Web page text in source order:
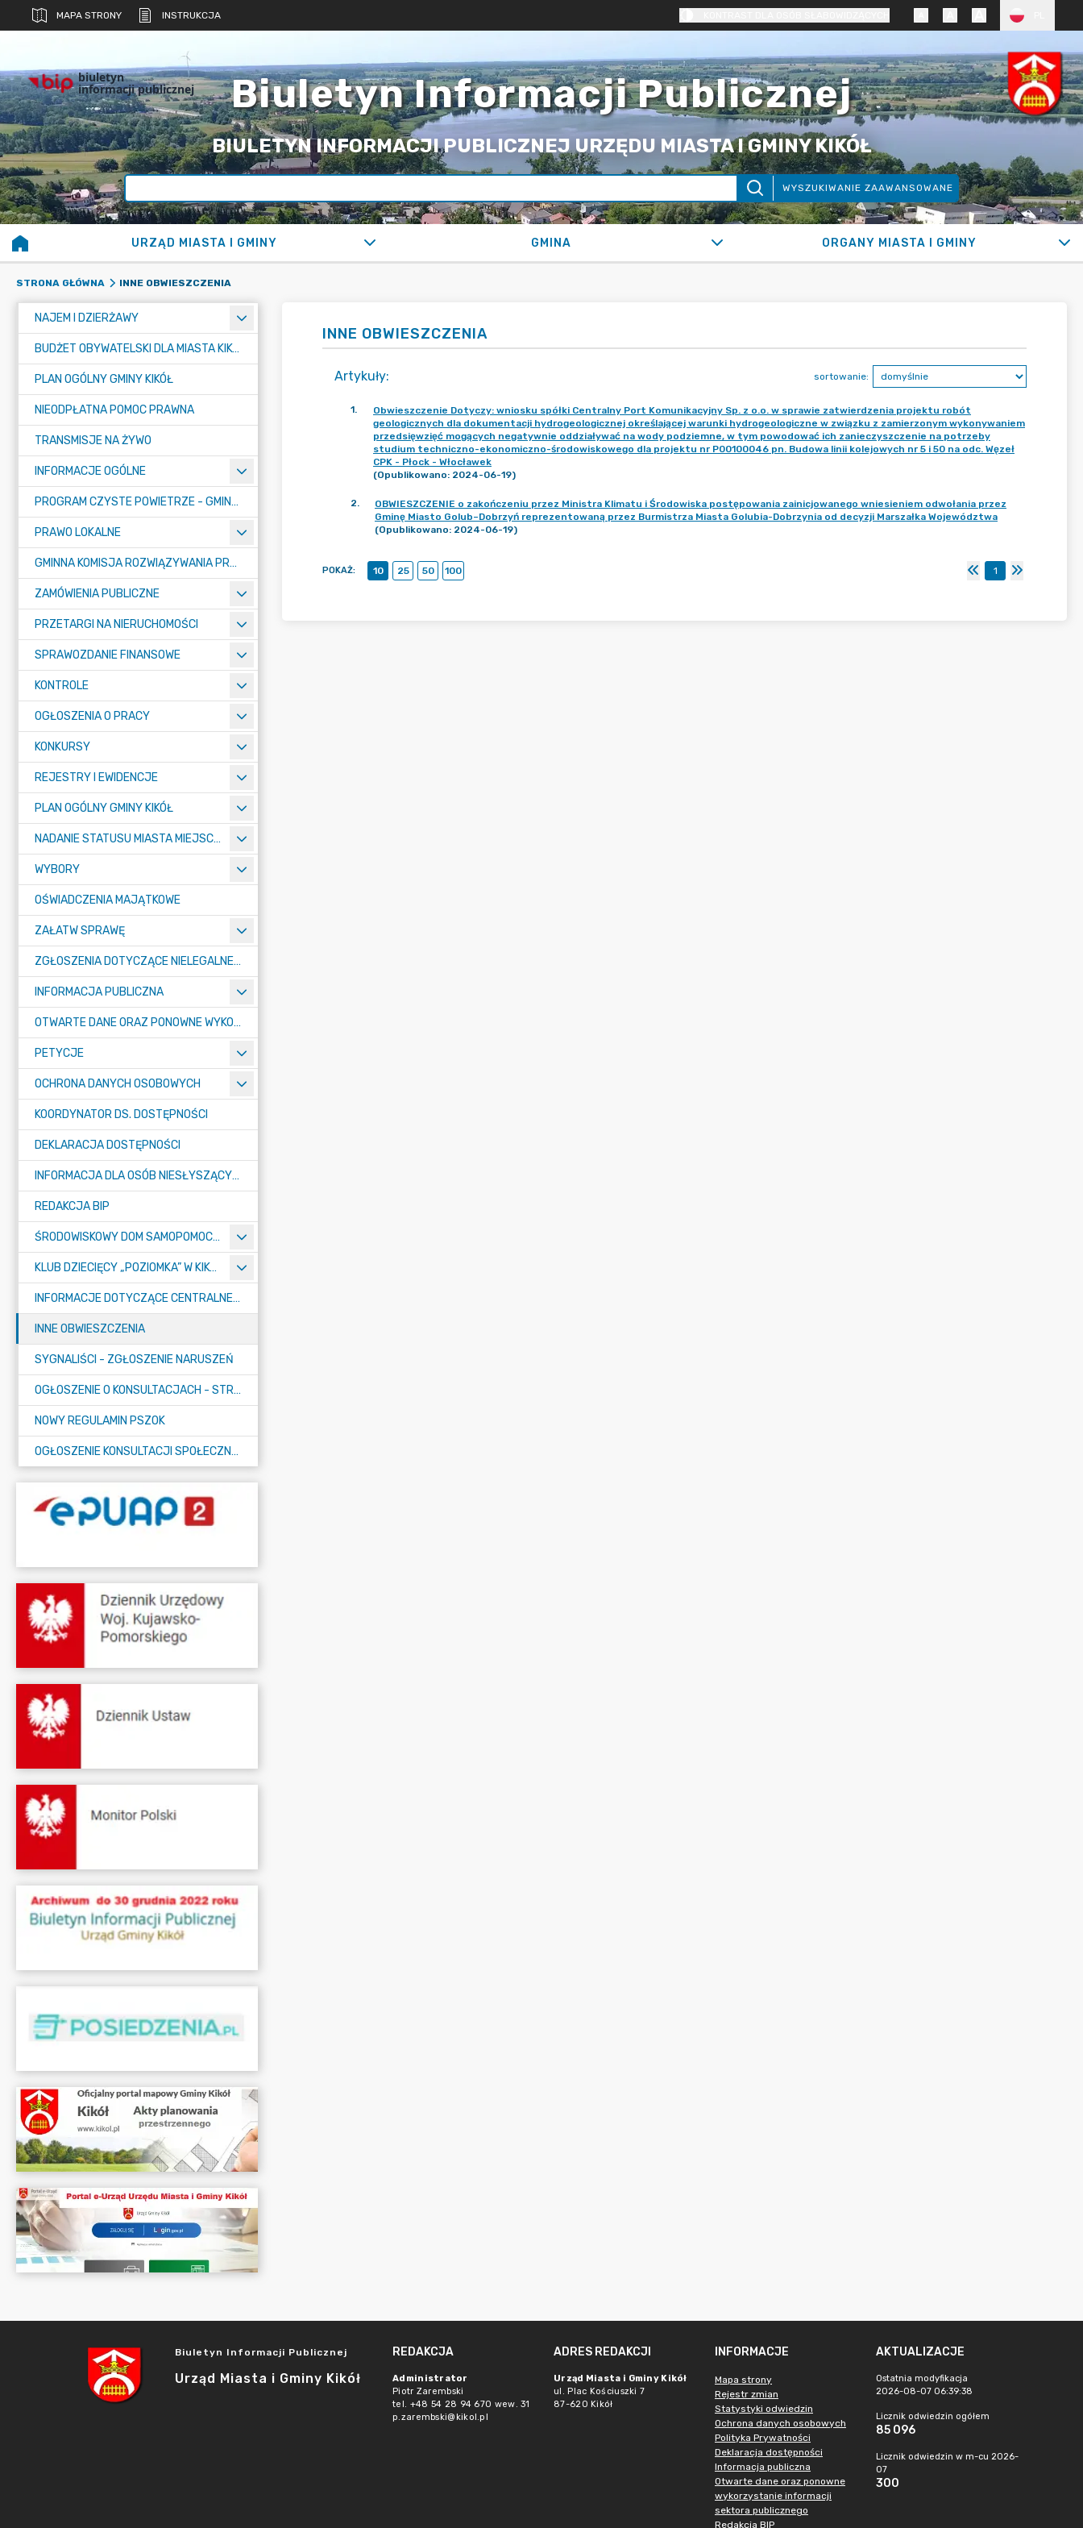
MAPA STRONY INSTRUKCJA
biuletyn
informacji publicznej Biuletyn Informacji Publicznej
BIULETYN INFORMACJI PUBLICZNEJ URZĘDU MIASTA I GMINY KIKÓŁ
WYSZUKIWANIE ZAAWANSOWANE
URZĄD MIASTA I GMINY GMINA ORGANY MIASTA I GMINY
STRONA GŁÓWNA INNE OBWIESZCZENIA
NAJEM I DZIERŻAWY
BUDŻET OBYWATELSKI DLA MIASTA KIKÓŁ
PLAN OGÓLNY GMINY KIKÓŁ
NIEODPŁATNA POMOC PRAWNA
TRANSMISJE NA ŻYWO
INFORMACJE OGÓLNE
PROGRAM CZYSTE POWIETRZE - GMINA KIKÓŁ
PRAWO LOKALNE
GMINNA KOMISJA ROZWIĄZYWANIA PROBLEMÓW ALKOHOLOWYCH
ZAMÓWIENIA PUBLICZNE
PRZETARGI NA NIERUCHOMOŚCI
SPRAWOZDANIE FINANSOWE
KONTROLE
OGŁOSZENIA O PRACY
KONKURSY
REJESTRY I EWIDENCJE
PLAN OGÓLNY GMINY KIKÓŁ
NADANIE STATUSU MIASTA MIEJSCOWOŚCI KIKÓŁ
WYBORY
OŚWIADCZENIA MAJĄTKOWE
ZAŁATW SPRAWĘ
ZGŁOSZENIA DOTYCZĄCE NIELEGALNEGO SPALANIA ODPADÓW
INFORMACJA PUBLICZNA
OTWARTE DANE ORAZ PONOWNE WYKORZYSTANIE INFORMACJI SEKTORA PUBLICZNEGO
PETYCJE
OCHRONA DANYCH OSOBOWYCH
KOORDYNATOR DS. DOSTĘPNOŚCI
DEKLARACJA DOSTĘPNOŚCI
INFORMACJA DLA OSÓB NIESŁYSZĄCYCH
REDAKCJA BIP
ŚRODOWISKOWY DOM SAMOPOMOCY "KONICZYNKA" W SUMINIE
KLUB DZIECIĘCY „POZIOMKA” W KIKOLE
INFORMACJE DOTYCZĄCE CENTRALNEGO PORTU KOMUNIKACYJNEGO
INNE OBWIESZCZENIA
SYGNALIŚCI - ZGŁOSZENIE NARUSZEŃ
OGŁOSZENIE O KONSULTACJACH - STRATEGIA
NOWY REGULAMIN PSZOK
OGŁOSZENIE KONSULTACJI SPOŁECZNYCH
INNE OBWIESZCZENIA
Artykuły: sortowanie:
1.
Obwieszczenie Dotyczy: wniosku spółki Centralny Port Komunikacyjny Sp. z o.o. w sprawie zatwierdzenia projektu robót
geologicznych dla dokumentacji hydrogeologicznej określającej warunki hydrogeologiczne w związku z zamierzonym wykonywaniem
przedsięwzięć mogących negatywnie oddziaływać na wody podziemne, w tym powodować ich zanieczyszczenie na potrzeby
studium techniczno-ekonomiczno-środowiskowego dla projektu nr P00100046 pn. Budowa linii kolejowych nr 5 i 50 na odc. Węzeł
CPK - Płock - Włocławek
(Opublikowano: 2024-06-19)
2.
OBWIESZCZENIE o zakończeniu przez Ministra Klimatu i Środowiska postępowania zainicjowanego wniesieniem odwołania przez
Gminę Miasto Golub–Dobrzyń reprezentowaną przez Burmistrza Miasta Golubia-Dobrzynia od decyzji Marszałka Województwa
(Opublikowano: 2024-06-19)
POKAŻ: 10 25 50 100 1
Biuletyn Informacji Publicznej
Urząd Miasta i Gminy Kikół
REDAKCJA
Administrator
Piotr Zarembski
tel. +48 54 28 94 670 wew. 31
p.zarembski@kikol.pl
ADRES REDAKCJI
Urząd Miasta i Gminy Kikół
ul. Plac Kościuszki 7
87-620 Kikół
INFORMACJE
Mapa strony
Rejestr zmian
Statystyki odwiedzin
Ochrona danych osobowych
Polityka Prywatności
Deklaracja dostępności
Informacja publiczna
Otwarte dane oraz ponowne
wykorzystanie informacji
sektora publicznego
Redakcja BIP
AKTUALIZACJE
Ostatnia modyfikacja
2026-08-07 06:39:38
Licznik odwiedzin ogółem
85 096
Licznik odwiedzin w m-cu 2026-
07
300